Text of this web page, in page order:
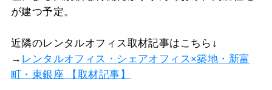
が建つ予定。
近隣のレンタルオフィス取材記事はこちら↓
→ レンタルオフィス・シェアオフィス×築地・新富
町・東銀座 【取材記事】